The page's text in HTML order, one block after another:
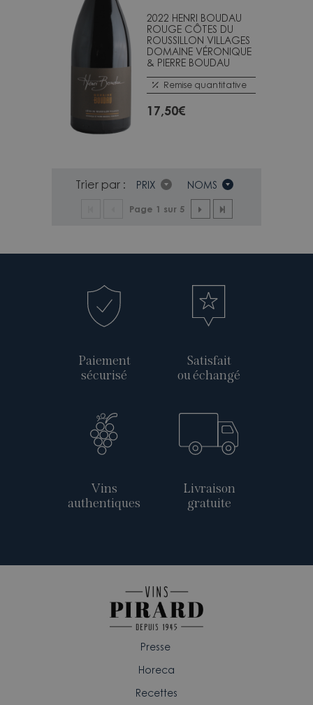
2022 HENRI BOUDAU
ROUGE CÔTES DU
ROUSSILLON VILLAGES
DOMAINE VÉRONIQUE
& PIERRE BOUDAU
Remise quantitative
17,50€
Trier par : PRIX NOMS
Page 1 sur 5
Paiement
sécurisé
Satisfait
ou échangé
Vins
authentiques
Livraison
gratuite
Presse
Horeca
Recettes